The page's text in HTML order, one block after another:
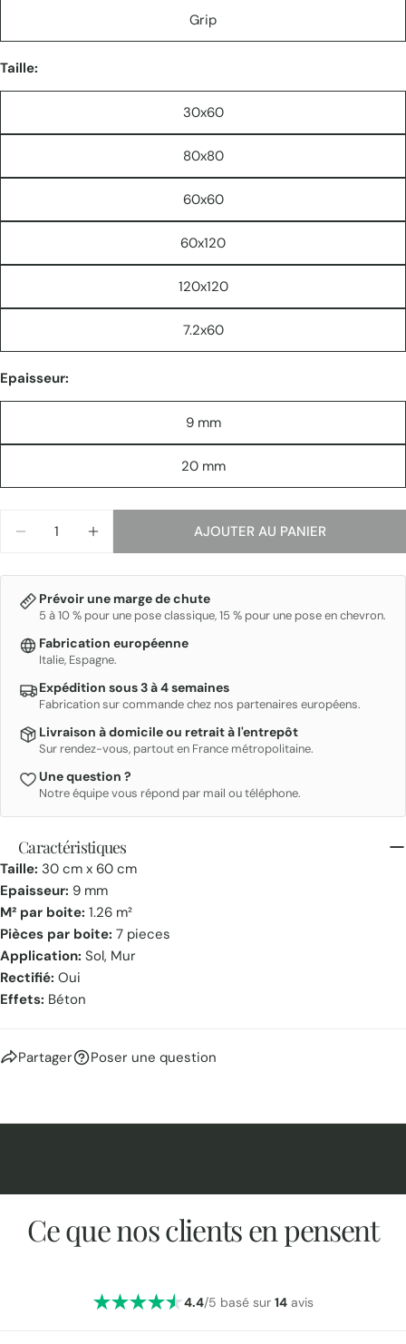
Grip
Taille:
30x60
80x80
60x60
60x120
120x120
7.2x60
Epaisseur:
9 mm
20 mm
AJOUTER AU PANIER
Prévoir une marge de chute
5 à 10 % pour une pose classique, 15 % pour une pose en chevron.
Fabrication européenne
Italie, Espagne.
Expédition sous 3 à 4 semaines
Fabrication sur commande chez nos partenaires européens.
Livraison à domicile ou retrait à l'entrepôt
Sur rendez-vous, partout en France métropolitaine.
Une question ?
Notre équipe vous répond par mail ou téléphone.
Caractéristiques
Taille: 30 cm x 60 cm
Epaisseur: 9 mm
M² par boite: 1.26 m²
Pièces par boite: 7 pieces
Application: Sol, Mur
Rectifié: Oui
Effets: Béton
Partager Poser une question
Ce que nos clients en pensent
4.4/5 basé sur 14avis